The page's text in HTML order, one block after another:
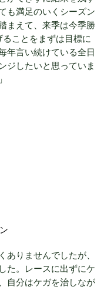
も満足のいくシーズン
まえて、来季は今季勝
ことをまずは目標に
年言い続けている全日
ジしたいと思っていま
ありませんでしたが、
た。レースに出ずにケ
自分はケガを治しなが